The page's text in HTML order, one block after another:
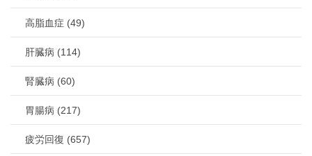
高脂血症 (49)
肝臓病 (114)
腎臓病 (60)
胃腸病 (217)
疲労回復 (657)